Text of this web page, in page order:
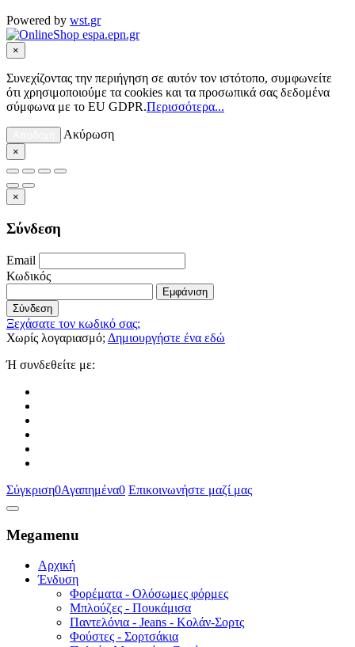
Powered by wst.gr
×
Συνεχίζοντας την περιήγηση σε αυτόν τον ιστότοπο, συμφωνείτε
ότι χρησιμοποιούμε τα cookies και τα προσωπικά σας δεδομένα
σύμφωνα με το EU GDPR.Περισσότερα...
Ακύρωση
×
×
Σύνδεση
Email
Κωδικός
Εμφάνιση
Σύνδεση
Ξεχάσατε τον κωδικό σας;
Χωρίς λογαριασμό; Δημιουργήστε ένα εδώ
Ή συνδεθείτε με:
Σύγκριση0Αγαπημένα0 Επικοινωνήστε μαζί μας
Megamenu
Αρχική
Ένδυση
Φορέματα - Ολόσωμες φόρμες
Μπλούζες - Πουκάμισα
Παντελόνια - Jeans - Κολάν-Σορτς
Φούστες - Σορτσάκια